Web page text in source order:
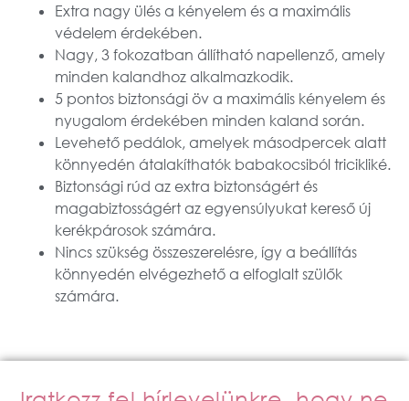
Extra nagy ülés a kényelem és a maximális
védelem érdekében.
Nagy, 3 fokozatban állítható napellenző, amely
minden kalandhoz alkalmazkodik.
5 pontos biztonsági öv a maximális kényelem és
nyugalom érdekében minden kaland során.
Levehető pedálok, amelyek másodpercek alatt
könnyedén átalakíthatók babakocsiból tricikliké.
Biztonsági rúd az extra biztonságért és
magabiztosságért az egyensúlyukat kereső új
kerékpárosok számára.
Nincs szükség összeszerelésre, így a beállítás
könnyedén elvégezhető a elfoglalt szülők
számára.